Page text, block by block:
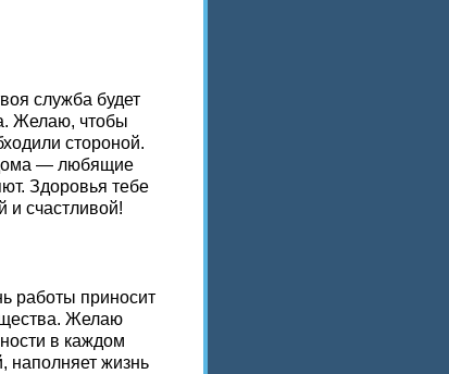
служба будет
Желаю, чтобы
стороной.
— любящие
Здоровья тебе
и счастливой!
работы приносит
Желаю
в каждом
наполняет жизнь